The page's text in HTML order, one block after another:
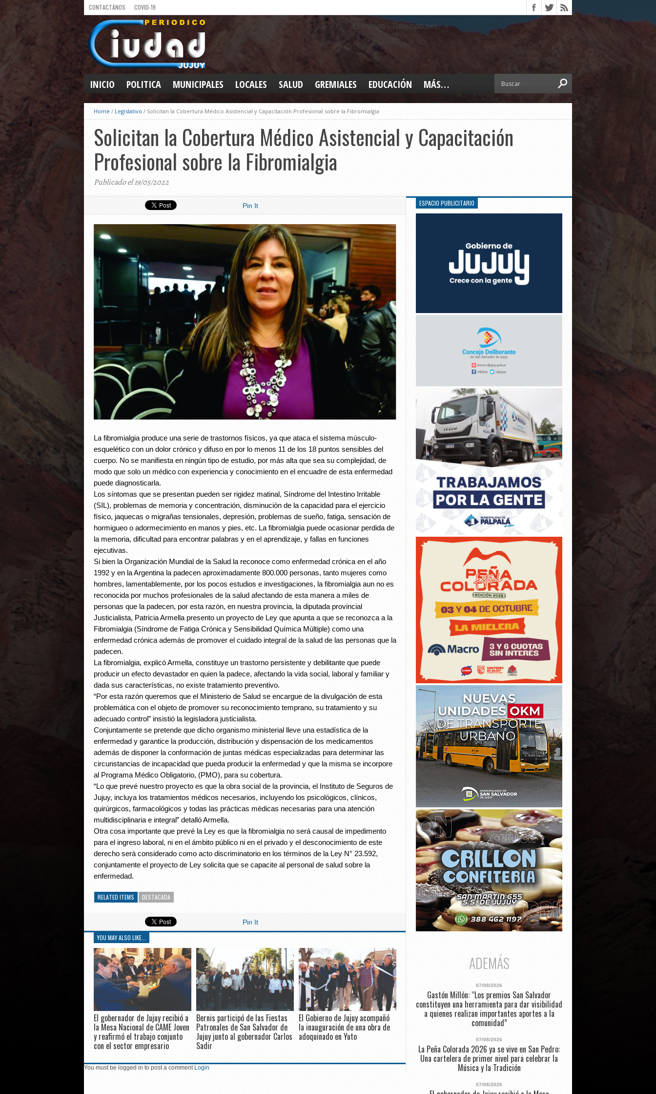
CONTACTÁNOS COVID-19
El tiempo - Tutiempo.net
-->
INICIO POLITICA MUNICIPALES LOCALES SALUD GREMIALES EDUCACIÓN MÁS…
INTERIOR
DEPORTES
ELECCIONES 2025
LEGISLATIVO
Home / Legislativo / Solicitan la Cobertura Médico Asistencial y Capacitación Profesional sobre la Fibromialgia
Solicitan la Cobertura Médico Asistencial y Capacitación
Profesional sobre la Fibromialgia
Publicado el 19/05/2022
Pin It
La fibromialgia produce una serie de trastornos físicos, ya que ataca el sistema músculo-
esquelético con un dolor crónico y difuso en por lo menos 11 de los 18 puntos sensibles del
cuerpo. No se manifiesta en ningún tipo de estudio, por más alta que sea su complejidad, de
modo que solo un médico con experiencia y conocimiento en el encuadre de esta enfermedad
puede diagnosticarla.
Los síntomas que se presentan pueden ser rigidez matinal, Síndrome del Intestino Irritable
(SIL), problemas de memoria y concentración, disminución de la capacidad para el ejercicio
físico, jaquecas o migrañas tensionales, depresión, problemas de sueño, fatiga, sensación de
hormigueo o adormecimiento en manos y pies, etc. La fibromialgia puede ocasionar perdida de
la memoria, dificultad para encontrar palabras y en el aprendizaje, y fallas en funciones
ejecutivas.
Si bien la Organización Mundial de la Salud la reconoce como enfermedad crónica en el año
1992 y en la Argentina la padecen aproximadamente 800.000 personas, tanto mujeres como
hombres, lamentablemente, por los pocos estudios e investigaciones, la fibromialgia aun no es
reconocida por muchos profesionales de la salud afectando de esta manera a miles de
personas que la padecen, por esta razón, en nuestra provincia, la diputada provincial
Justicialista, Patricia Armella presento un proyecto de Ley que apunta a que se reconozca a la
Fibromialgia (Síndrome de Fatiga Crónica y Sensibilidad Química Múltiple) como una
enfermedad crónica además de promover el cuidado integral de la salud de las personas que la
padecen.
La fibromialgia, explicó Armella, constituye un trastorno persistente y debilitante que puede
producir un efecto devastador en quien la padece, afectando la vida social, laboral y familiar y
dada sus características, no existe tratamiento preventivo.
“Por esta razón queremos que el Ministerio de Salud se encargue de la divulgación de esta
problemática con el objeto de promover su reconocimiento temprano, su tratamiento y su
adecuado control” insistió la legisladora justicialista.
Conjuntamente se pretende que dicho organismo ministerial lleve una estadística de la
enfermedad y garantice la producción, distribución y dispensación de los medicamentos
además de disponer la conformación de juntas médicas especializadas para determinar las
circunstancias de incapacidad que pueda producir la enfermedad y que la misma se incorpore
al Programa Médico Obligatorio, (PMO), para su cobertura.
“Lo que prevé nuestro proyecto es que la obra social de la provincia, el Instituto de Seguros de
Jujuy, incluya los tratamientos médicos necesarios, incluyendo los psicológicos, clínicos,
quirúrgicos, farmacológicos y todas las prácticas médicas necesarias para una atención
multidisciplinaria e integral” detalló Armella.
Otra cosa importante que prevé la Ley es que la fibromialgia no será causal de impedimento
para el ingreso laboral, ni en el ámbito público ni en el privado y el desconocimiento de este
derecho será considerado como acto discriminatorio en los términos de la Ley N° 23.592,
conjuntamente el proyecto de Ley solicita que se capacite al personal de salud sobre la
enfermedad.
RELATED ITEMS DESTACADA
Pin It
YOU MAY ALSO LIKE...
El gobernador de Jujuy recibió a
la Mesa Nacional de CAME Joven
y reafirmó el trabajo conjunto
con el sector empresario
Bernis participó de las Fiestas
Patronales de San Salvador de
Jujuy junto al gobernador Carlos
Sadir
El Gobierno de Jujuy acompañó
la inauguración de una obra de
adoquinado en Yuto
You must be logged in to post a comment Login
ESPACIO PUBLICITARIO
ADEMÁS
07/08/2026
Gastón Millón: “Los premios San Salvador
constituyen una herramienta para dar visibilidad
a quienes realizan importantes aportes a la
comunidad”
07/08/2026
La Peña Colorada 2026 ya se vive en San Pedro:
Una cartelera de primer nivel para celebrar la
Música y la Tradición
07/08/2026